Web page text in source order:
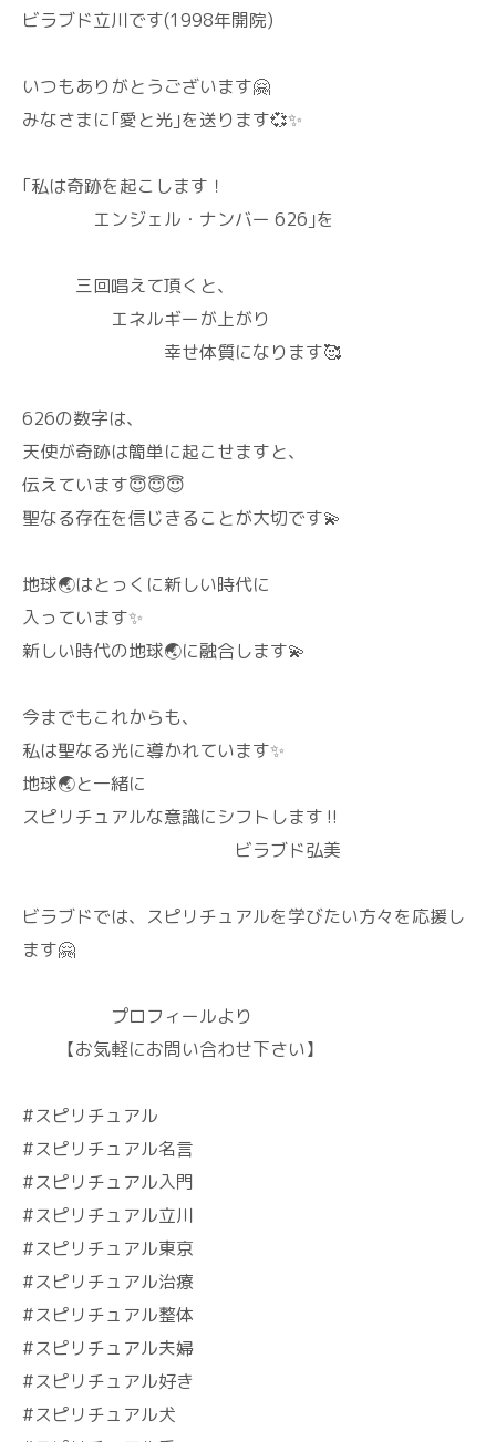
ビラブド立川です(1998年開院)
いつもありがとうございます🤗
みなさまに｢愛と光｣を送ります💞✨
｢私は奇跡を起こします！
エンジェル・ナンバー 626｣を
三回唱えて頂くと、
エネルギーが上がり
幸せ体質になります🥰
626の数字は、
天使が奇跡は簡単に起こせますと、
伝えています😇😇😇
聖なる存在を信じきることが大切です💫
地球🌏️はとっくに新しい時代に
入っています✨
新しい時代の地球🌏️に融合します💫
今までもこれからも、
私は聖なる光に導かれています✨
地球🌏️と一緒に
スピリチュアルな意識にシフトします‼️
ビラブド弘美
ビラブドでは、スピリチュアルを学びたい方々を応援し
ます🤗
プロフィールより
【お気軽にお問い合わせ下さい】
#スピリチュアル
#スピリチュアル名言
#スピリチュアル入門
#スピリチュアル立川
#スピリチュアル東京
#スピリチュアル治療
#スピリチュアル整体
#スピリチュアル夫婦
#スピリチュアル好き
#スピリチュアル犬